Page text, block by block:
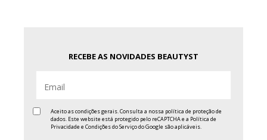
RECEBE AS NOVIDADES BEAUTYST
Aceito as condições gerais. Consulta a nossa política de proteção de
dados. Este website está protegido pelo reCAPTCHA e a Política de
Privacidade e Condições do Serviçodo Google são aplicáveis.